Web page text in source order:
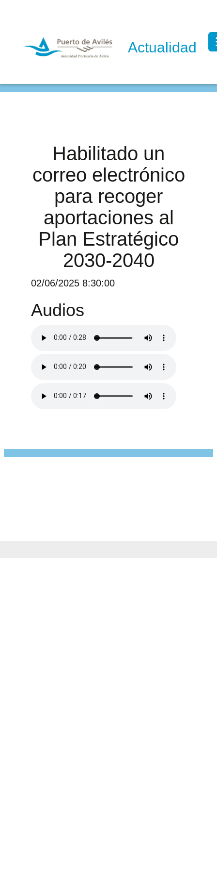
Actualidad
Habilitado un
correo electrónico
para recoger
aportaciones al
Plan Estratégico
2030-2040
02/06/2025 8:30:00
Audios